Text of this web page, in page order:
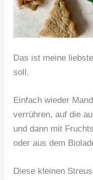
Das ist meine
soll.
Einfach wieder
verrühren, auf die
und dann mit
oder aus dem
Diese kleinen